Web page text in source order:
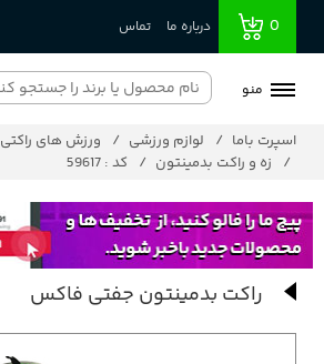
0 درباره ما تماس
منو
اسپرت باما لوازم ورزشی ورزش های راکتی
زه و راکت بدمینتون
کد : 59617
راکت بدمینتون جفتی فاکس